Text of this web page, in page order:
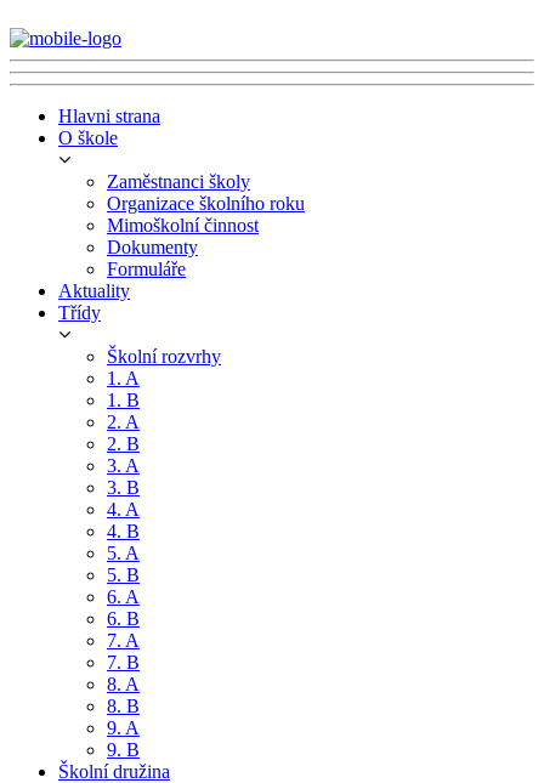
Hlavni strana
O škole
Zaměstnanci školy
Organizace školního roku
Mimoškolní činnost
Dokumenty
Formuláře
Aktuality
Třídy
Školní rozvrhy
1. A
1. B
2. A
2. B
3. A
3. B
4. A
4. B
5. A
5. B
6. A
6. B
7. A
7. B
8. A
8. B
9. A
9. B
Školní družina